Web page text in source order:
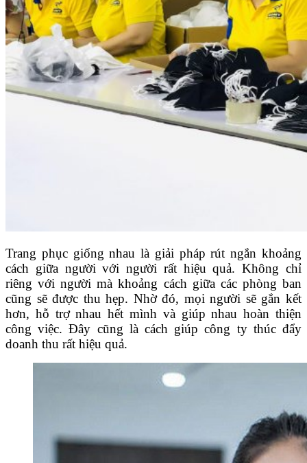
Trang phục giống nhau là giải pháp rút ngắn khoảng
cách giữa người với người rất hiệu quả. Không chỉ
riêng với người mà khoảng cách giữa các phòng ban
cũng sẽ được thu hẹp. Nhờ đó, mọi người sẽ gắn kết
hơn, hỗ trợ nhau hết mình và giúp nhau hoàn thiện
công việc. Đây cũng là cách giúp công ty thúc đẩy
doanh thu rất hiệu quả.